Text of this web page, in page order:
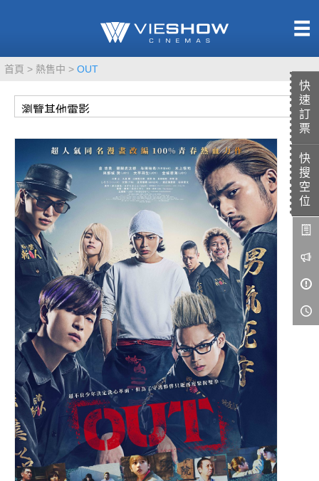
快
速
訂
票
快
搜
空
位
首頁 熱售中 OUT
TITAN SCREEN
MUCROWN
IMAX
4DX
VR 演唱會
GOLD CLASS
AD口述影像
LIVE演唱會
影城餐飲
UNICORN
影城公告
影城活動
中獎名單
合作夥伴